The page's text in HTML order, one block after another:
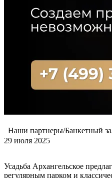
Наши партнеры/Банкетный
29 июля 2025
Усадьба Архангельское
регулярным парком и